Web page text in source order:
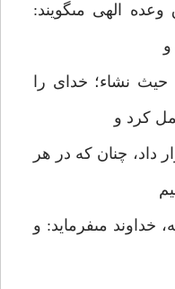
الهى مى‏گويند:
و
حيث نشاء؛ خداى را
كرد و
داد، چنان كه در هر
خداوند مى‏فرمايد: و